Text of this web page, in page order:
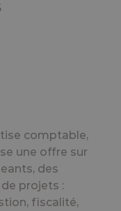
comptable,
une offre sur
des
projets :
fiscalité,